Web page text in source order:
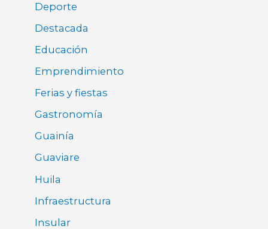
Deporte
Destacada
Educación
Emprendimiento
Ferias y fiestas
Gastronomía
Guainía
Guaviare
Huila
Infraestructura
Insular